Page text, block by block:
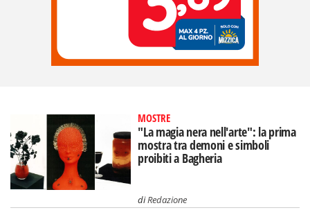
MOSTRE
"La magia nera nell'arte": la prima
mostra tra demoni e simboli
proibiti a Bagheria
diRedazione